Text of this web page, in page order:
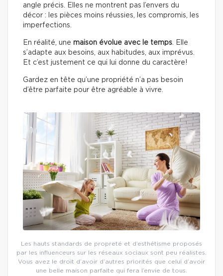
angle précis. Elles ne montrent pas l’envers du
décor : les pièces moins réussies, les compromis, les
imperfections.
En réalité, une maison évolue avec le temps . Elle
s’adapte aux besoins, aux habitudes, aux imprévus.
Et c’est justement ce qui lui donne du caractère!
Gardez en tête qu’une propriété n’a pas besoin
d’être parfaite pour être agréable à vivre.
Les hauts standards de propreté et d’esthétisme proposés
par les influenceurs sur les réseaux sociaux sont peu réalistes.
Vous avez le droit d’avoir d’autres priorités que celui d’avoir
une belle maison parfaite qui fera l’envie de tous.